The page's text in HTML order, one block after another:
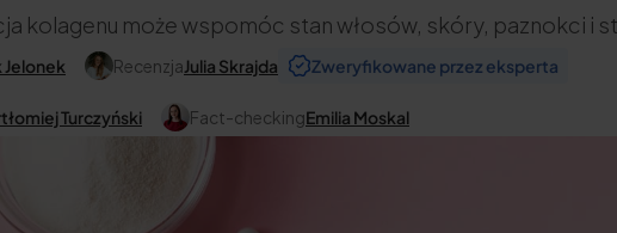
kolagenu może wspomóc stan włosów, skóry, paznokci i
Jelonek RecenzjaJulia Skrajda Zweryfikowane przez eksperta
Turczyński Fact-checkingEmilia Moskal